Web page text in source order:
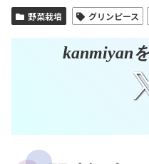
野菜栽培 グリンピース
kanmiyan